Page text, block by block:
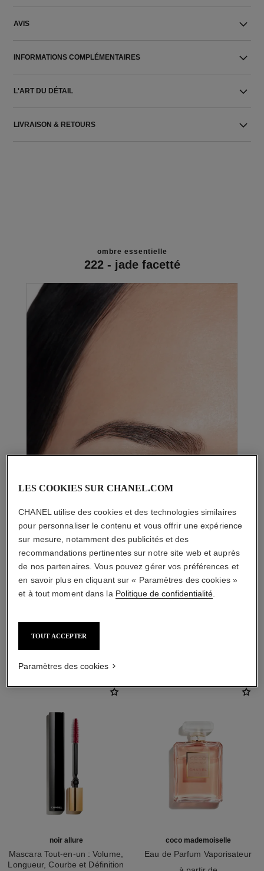
AVIS
INFORMATIONS COMPLÉMENTAIRES
L'ART DU DÉTAIL
LIVRAISON & RETOURS
ombre essentielle
222 - jade facetté
L'ACCORD PARFAIT
noir allure
Mascara Tout-en-un : Volume,
Longueur, Courbe et Définition
coco mademoiselle
Eau de Parfum Vaporisateur
LES COOKIES SUR CHANEL.COM
CHANEL utilise des cookies et des technologies similaires
pour personnaliser le contenu et vous offrir une expérience
sur mesure, notamment des publicités et des
recommandations pertinentes sur notre site web et auprès
de nos partenaires. Vous pouvez gérer vos préférences et
en savoir plus en cliquant sur « Paramètres des cookies »
et à tout moment dans la Politique de confidentialité.
TOUT ACCEPTER
Paramètres des cookies